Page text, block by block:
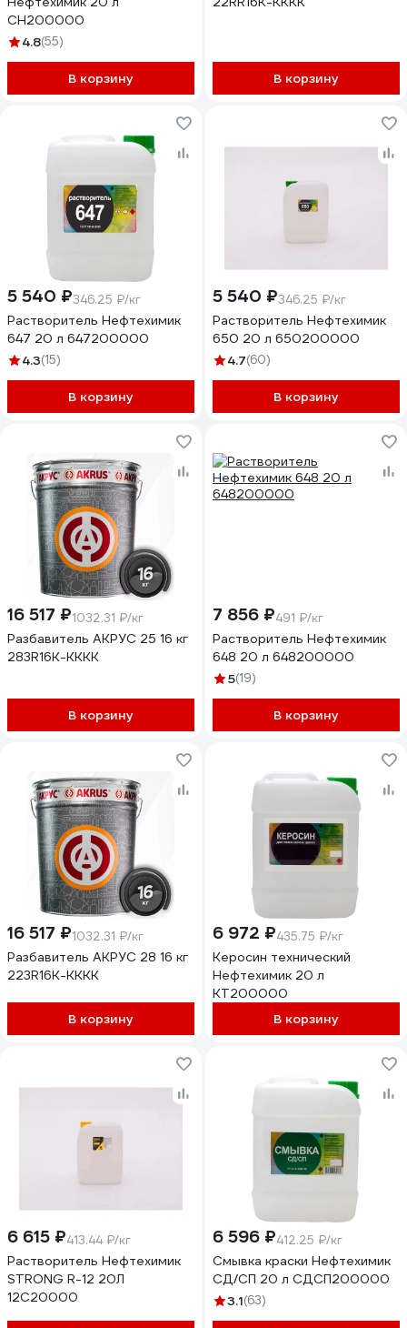
СН200000
4.8(55)
В корзину В корзину
5 540 ₽346.25 ₽/кг
Растворитель Нефтехимик
647 20 л 647200000
4.3(15)
В корзину
5 540 ₽346.25 ₽/кг
Растворитель Нефтехимик
650 20 л 650200000
4.7(60)
В корзину
16 517 ₽1032.31 ₽/кг
Разбавитель АКРУС 25 16 кг
283R16K-KKKK
В корзину
7 856 ₽491 ₽/кг
Растворитель Нефтехимик
648 20 л 648200000
5(19)
В корзину
16 517 ₽1032.31 ₽/кг
Разбавитель АКРУС 28 16 кг
223R16K-KKKK
В корзину
6 972 ₽435.75 ₽/кг
Керосин технический
Нефтехимик 20 л
КТ200000
В корзину
6 615 ₽413.44 ₽/кг
Растворитель Нефтехимик
STRONG R-12 20Л
12С20000
6 596 ₽412.25 ₽/кг
Смывка краски Нефтехимик
СД/СП 20 л СДСП200000
3.1(63)